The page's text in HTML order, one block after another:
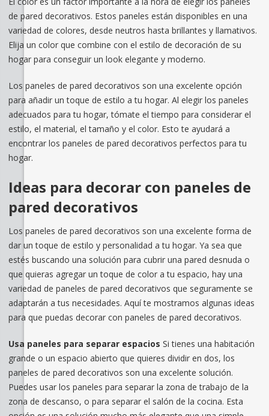
de pared decorativos. Estos paneles están disponibles en una
variedad de colores, desde neutros hasta brillantes y llamativos.
Elija un color que combine con el estilo de decoración de su
hogar para conseguir un look elegante y moderno.
Los paneles de pared decorativos son una excelente opción
para añadir un toque de estilo a tu hogar. Al elegir los paneles
adecuados para tu hogar, tómate el tiempo para considerar el
estilo, el material, el tamaño y el color. Esto te ayudará a
encontrar los paneles de pared decorativos perfectos para tu
hogar.
Ideas para decorar con paneles de
pared decorativos
Los paneles de pared decorativos son una excelente forma de
dar un toque de estilo y personalidad a tu hogar. Ya sea que
estés buscando una solución para cubrir una pared desnuda o
que quieras agregar un toque de color a tu espacio, hay una
variedad de paneles de pared decorativos que seguramente se
adaptarán a tus necesidades. Aquí te mostramos algunas ideas
para que puedas decorar con paneles de pared decorativos.
Usa paneles para separar espacios Si tienes una habitación
grande o un espacio abierto que quieres dividir en dos, los
paneles de pared decorativos son una excelente solución.
Puedes usar los paneles para separar la zona de trabajo de la
zona de descanso, o para separar el salón de la cocina. Esta